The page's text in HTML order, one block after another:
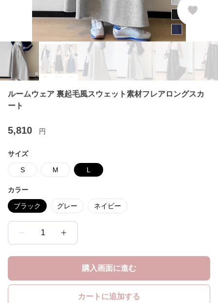
ルームウェア 裏起毛風スウェット素材フレアロングスカ
ート
5,810 円
サイズ
S M L
カラー
ブラック グレー ネイビー
1
購入画面に進む
カートに追加する